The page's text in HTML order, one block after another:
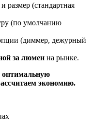
размер (стандартная
(по умолчанию
(диммер, дежурный
за люмен на рынке.
оптимальную
экономию.